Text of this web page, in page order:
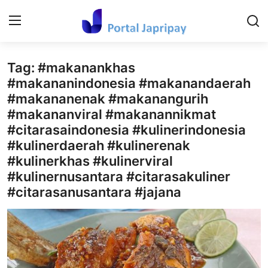
Login Register
Home
Contact
Kesehatan Dan keperawatan
Hiburan dan Budaya Populer
Tehnology
Video Viral
Tag: #makanankhas
#makananindonesia #makanandaerah
#makananenak #makanangurih
#makananviral #makanannikmat
#citarasaindonesia #kulinerindonesia
#kulinerdaerah #kulinerenak
#kulinerkhas #kulinerviral
#kulinernusantara #citarasakuliner
#citarasanusantara #jajana